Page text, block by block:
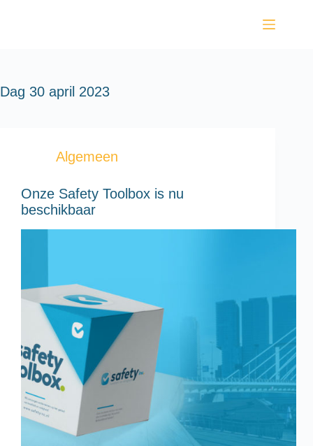
Dag 30 april 2023
Algemeen
Onze Safety Toolbox is nu
beschikbaar